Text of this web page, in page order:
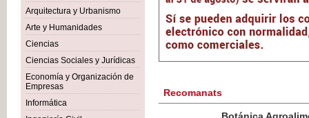
Arquitectura y Urbanismo
Arte y Humanidades
Ciencias
Ciencias Sociales y Jurídicas
Economía y Organización de
Empresas
Informática
Recomanats